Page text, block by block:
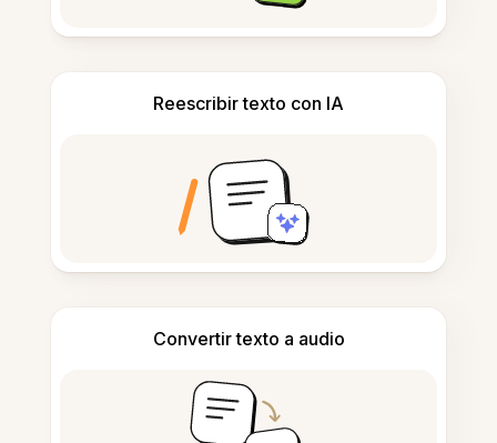
Reescribir texto con IA
Convertir texto a audio